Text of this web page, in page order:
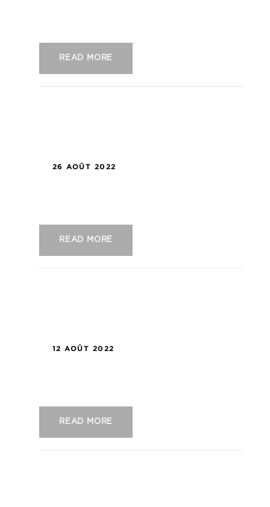
READ MORE
26 AOÛT 2022
READ MORE
12 AOÛT 2022
READ MORE